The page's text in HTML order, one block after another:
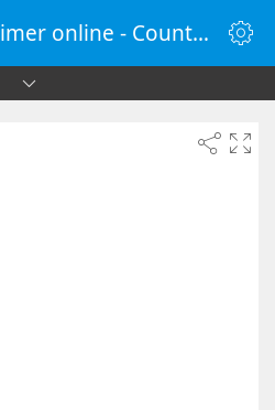
Timer 72 ore - Timer online - Countdown